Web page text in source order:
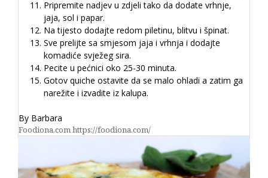
Pripremite nadjev u zdjeli tako da dodate vrhnje,
jaja, sol i papar.
Na tijesto dodajte redom piletinu, blitvu i špinat.
Sve prelijte sa smjesom jaja i vrhnja i dodajte
komadiće svježeg sira.
Pecite u pećnici oko 25-30 minuta.
Gotov quiche ostavite da se malo ohladi a zatim ga
narežite i izvadite iz kalupa.
By Barbara
Foodiona.com https://foodiona.com/